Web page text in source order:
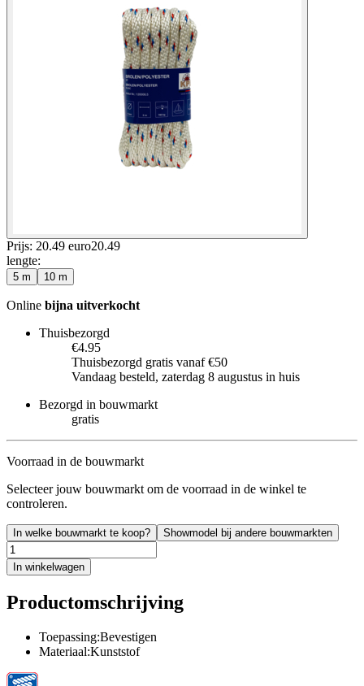
Prijs: 20.49 euro20.49
lengte:
5 m 10 m
Online bijna uitverkocht
Thuisbezorgd
€4.95
Thuisbezorgd gratis vanaf €50
Vandaag besteld, zaterdag 8 augustus in huis
Bezorgd in bouwmarkt
gratis
Voorraad in de bouwmarkt
Selecteer jouw bouwmarkt om de voorraad in de winkel te
controleren.
In welke bouwmarkt te koop? Showmodel bij andere bouwmarkten
In winkelwagen
Productomschrijving
Toepassing:Bevestigen
Materiaal:Kunststof